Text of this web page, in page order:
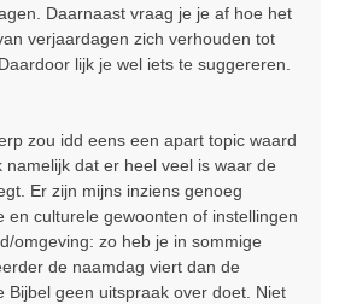
Daarnaast vraag je je af hoe het
verjaardagen zich verhouden tot
lijk je wel iets te suggereren.
zou idd eens een apart topic waard
namelijk dat er heel veel is waar de
Er zijn mijns inziens genoeg
en culturele gewoonten of instellingen
omgeving: zo heb je in sommige
de naamdag viert dan de
Bijbel geen uitspraak over doet. Niet